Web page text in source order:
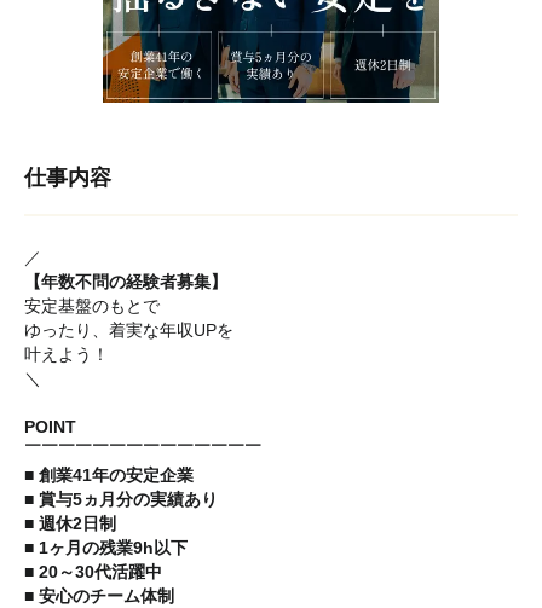
仕事内容
／
【年数不問の経験者募集】
安定基盤のもとで
ゆったり、着実な年収UPを
叶えよう！
＼
POINT
￣￣￣￣￣￣￣￣￣￣￣￣￣￣
■ 創業41年の安定企業
■ 賞与5ヵ月分の実績あり
■ 週休2日制
■ 1ヶ月の残業9h以下
■ 20～30代活躍中
■ 安心のチーム体制